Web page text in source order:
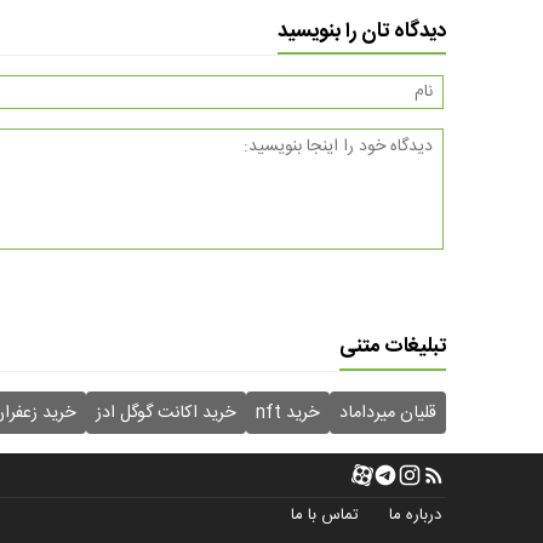
دیدگاه تان را بنویسید
تبلیغات متنی
قلیان میرداماد خرید nft خرید اکانت گوگل ادز خرید
درباره ما
تماس با ما